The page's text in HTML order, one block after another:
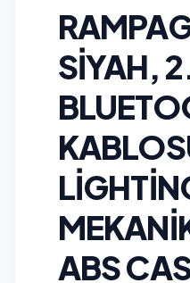
SIYAH,
ABS